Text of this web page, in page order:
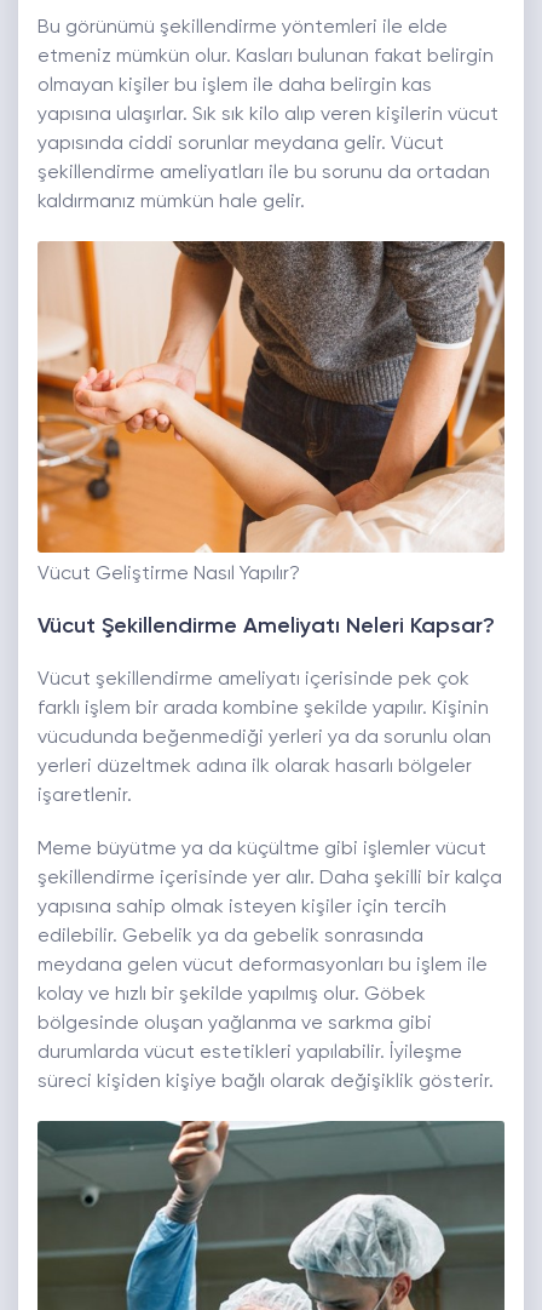
Bu görünümü şekillendirme yöntemleri ile elde
etmeniz mümkün olur. Kasları bulunan fakat belirgin
olmayan kişiler bu işlem ile daha belirgin kas
yapısına ulaşırlar. Sık sık kilo alıp veren kişilerin vücut
yapısında ciddi sorunlar meydana gelir. Vücut
şekillendirme ameliyatları ile bu sorunu da ortadan
kaldırmanız mümkün hale gelir.
Vücut Geliştirme Nasıl Yapılır?
Vücut Şekillendirme Ameliyatı Neleri Kapsar?
Vücut şekillendirme ameliyatı içerisinde pek çok
farklı işlem bir arada kombine şekilde yapılır. Kişinin
vücudunda beğenmediği yerleri ya da sorunlu olan
yerleri düzeltmek adına ilk olarak hasarlı bölgeler
işaretlenir.
Meme büyütme ya da küçültme gibi işlemler vücut
şekillendirme içerisinde yer alır. Daha şekilli bir kalça
yapısına sahip olmak isteyen kişiler için tercih
edilebilir. Gebelik ya da gebelik sonrasında
meydana gelen vücut deformasyonları bu işlem ile
kolay ve hızlı bir şekilde yapılmış olur. Göbek
bölgesinde oluşan yağlanma ve sarkma gibi
durumlarda vücut estetikleri yapılabilir. İyileşme
süreci kişiden kişiye bağlı olarak değişiklik gösterir.